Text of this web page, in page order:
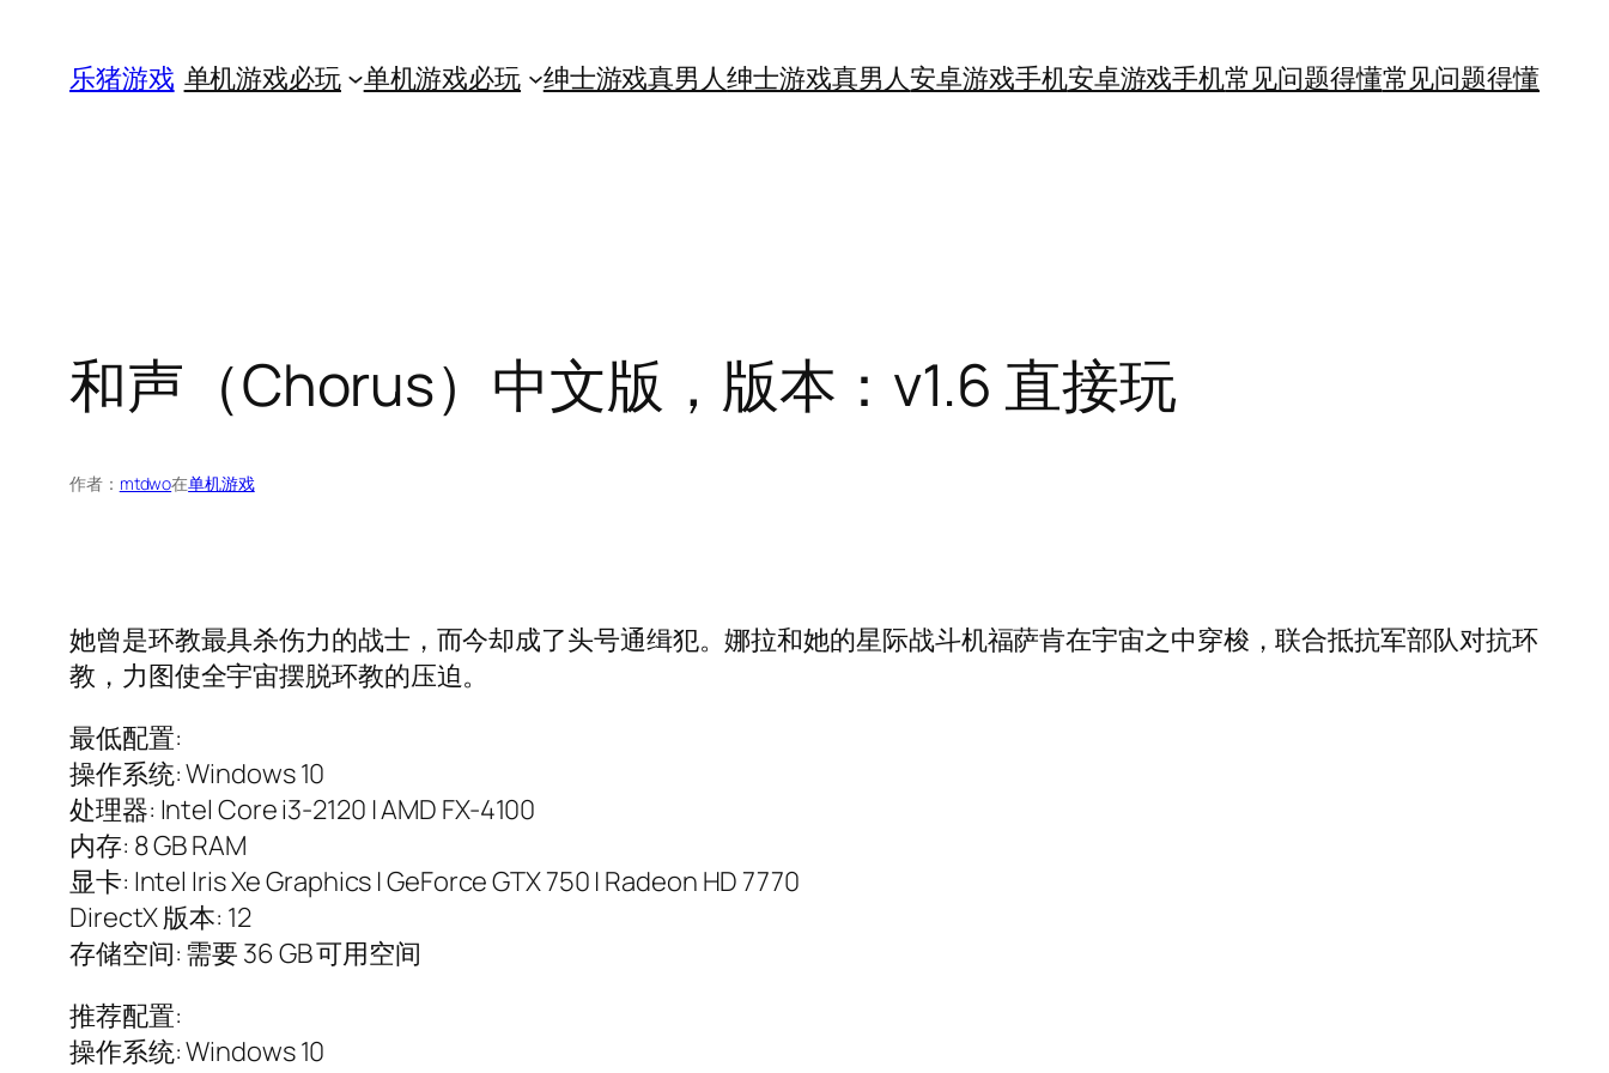
乐猪游戏 单机游戏必玩 单机游戏必玩 绅士游戏真男人绅士游戏真男人安卓游戏手机安卓游戏手机常见问题得懂常见问题得懂
和声（Chorus）中文版，版本：v1.6 直接玩
作者： mtdwo在单机游戏
她曾是环教最具杀伤力的战士，而今却成了头号通缉犯。娜拉和她的星际战斗机福萨肯在宇宙之中穿梭，联合抵抗军部队对抗环
教，力图使全宇宙摆脱环教的压迫。
最低配置:
操作系统: Windows 10
处理器: Intel Core i3-2120 | AMD FX-4100
内存: 8 GB RAM
显卡: Intel Iris Xe Graphics | GeForce GTX 750 | Radeon HD 7770
DirectX 版本: 12
存储空间: 需要 36 GB 可用空间
推荐配置:
操作系统: Windows 10